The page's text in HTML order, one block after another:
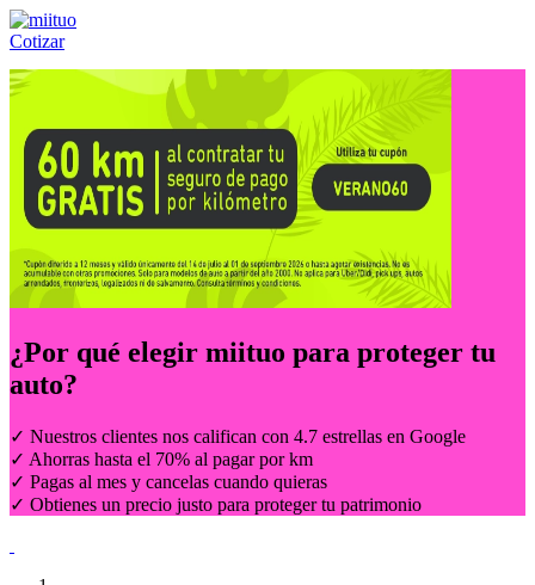
Cotizar
Llámanos al:(55) 84-21-05-00 ó
¿Por qué elegir miituo para proteger tu
auto?
✓ Nuestros clientes nos califican con 4.7 estrellas en Google
✓ Ahorras hasta el 70% al pagar por km
✓ Pagas al mes y cancelas cuando quieras
✓ Obtienes un precio justo para proteger tu patrimonio